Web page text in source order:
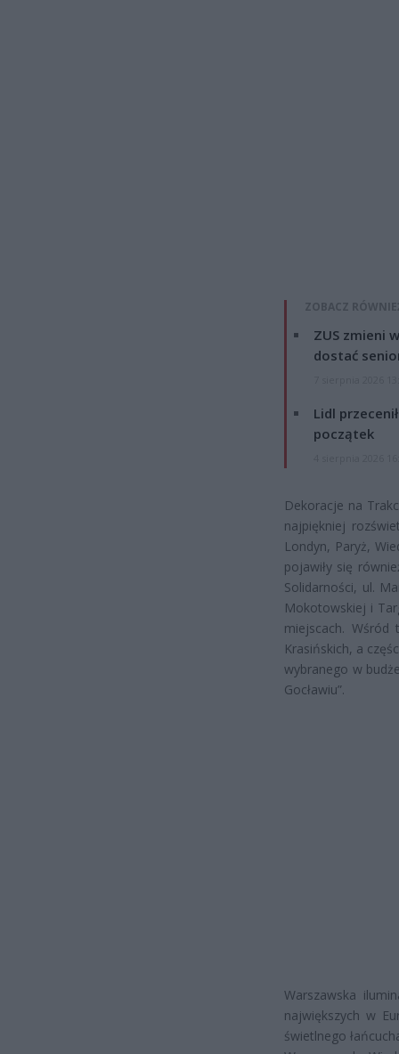
ZOBACZ
ZUS zmieni
dostać
Lidl
początek
Dekoracje na
najpiękniej
Londyn, Paryż,
pojawiły się
Solidarności, ul.
Mokotowskiej i
miejscach.
Krasińskich, a
wybranego w
Gocławiu”.
Warszawska
największych w
świetlnego